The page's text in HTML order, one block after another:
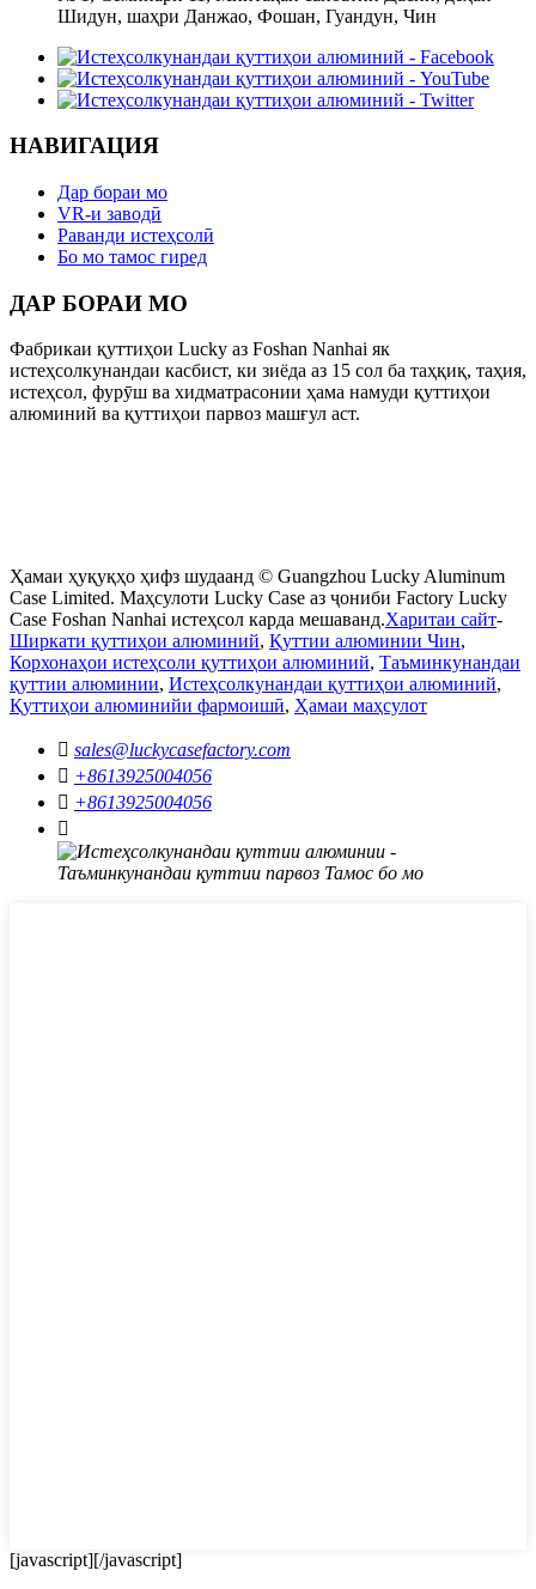
Шидун, шаҳри Данжао, Фошан, Гуандун, Чин
НАВИГАЦИЯ
Дар бораи мо
VR-и заводӣ
Раванди истеҳсолӣ
Бо мо тамос гиред
ДАР БОРАИ МО
Фабрикаи қуттиҳои Lucky аз Foshan Nanhai як
истеҳсолкунандаи касбист, ки зиёда аз 15 сол ба таҳқиқ, таҳия,
истеҳсол, фурӯш ва хидматрасонии ҳама намуди қуттиҳои
алюминий ва қуттиҳои парвоз машғул аст.
Ҳамаи ҳуқуқҳо ҳифз шудаанд © Guangzhou Lucky Aluminum
Case Limited. Маҳсулоти Lucky Case аз ҷониби Factory Lucky
Case Foshan Nanhai истеҳсол карда мешаванд.Харитаи сайт-
Ширкати қуттиҳои алюминий, Қуттии алюминии Чин,
Корхонаҳои истеҳсоли қуттиҳои алюминий, Таъминкунандаи
қуттии алюминии, Истеҳсолкунандаи қуттиҳои алюминий,
Қуттиҳои алюминийи фармоишӣ, Ҳамаи маҳсулот
 sales@luckycasefactory.com
 +8613925004056
 +8613925004056

[javascript][/javascript]